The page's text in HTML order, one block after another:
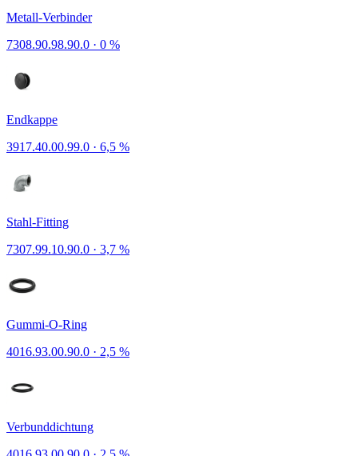
Metall-Verbinder
7308.90.98.90.0 · 0 %
Endkappe
3917.40.00.99.0 · 6,5 %
Stahl-Fitting
7307.99.10.90.0 · 3,7 %
Gummi-O-Ring
4016.93.00.90.0 · 2,5 %
Verbunddichtung